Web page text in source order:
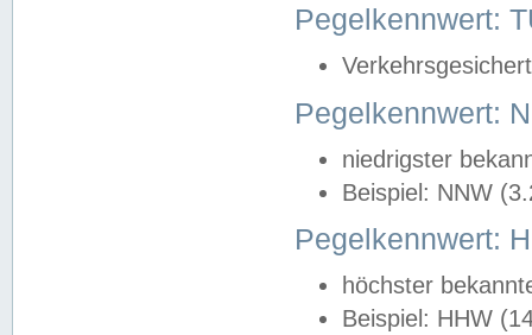
Pegelkennwert:
Pegelkennwert:
niedrigster
Beispiel: NNW
Pegelkennwert:
höchster
Beispiel: HHW